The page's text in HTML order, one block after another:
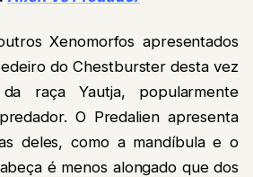
Xenomorfos apresentados
do Chestburster desta vez
raça Yautja, popularmente
O Predalien apresenta
deles, como a mandíbula e o
é menos alongado que dos